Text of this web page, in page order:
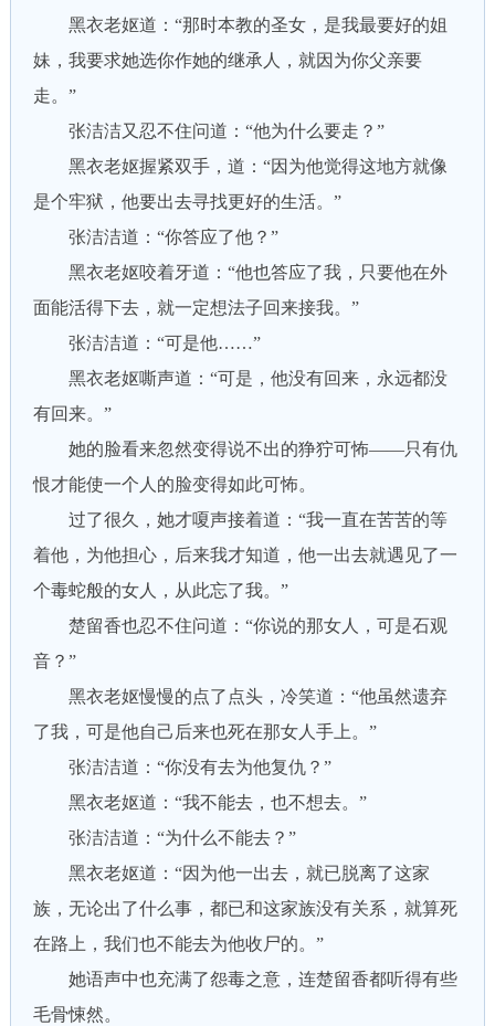
黑衣老妪道：“那时本教的圣女，是我最要好的姐
妹，我要求她选你作她的继承人，就因为你父亲要
走。”
张洁洁又忍不住问道：“他为什么要走？”
黑衣老妪握紧双手，道：“因为他觉得这地方就像
是个牢狱，他要出去寻找更好的生活。”
张洁洁道：“你答应了他？”
黑衣老妪咬着牙道：“他也答应了我，只要他在外
面能活得下去，就一定想法子回来接我。”
张洁洁道：“可是他……”
黑衣老妪嘶声道：“可是，他没有回来，永远都没
有回来。”
她的脸看来忽然变得说不出的狰狞可怖——只有仇
恨才能使一个人的脸变得如此可怖。
过了很久，她才嗄声接着道：“我一直在苦苦的等
着他，为他担心，后来我才知道，他一出去就遇见了一
个毒蛇般的女人，从此忘了我。”
楚留香也忍不住问道：“你说的那女人，可是石观
音？”
黑衣老妪慢慢的点了点头，冷笑道：“他虽然遗弃
了我，可是他自己后来也死在那女人手上。”
张洁洁道：“你没有去为他复仇？”
黑衣老妪道：“我不能去，也不想去。”
张洁洁道：“为什么不能去？”
黑衣老妪道：“因为他一出去，就已脱离了这家
族，无论出了什么事，都已和这家族没有关系，就算死
在路上，我们也不能去为他收尸的。”
她语声中也充满了怨毒之意，连楚留香都听得有些
毛骨悚然。